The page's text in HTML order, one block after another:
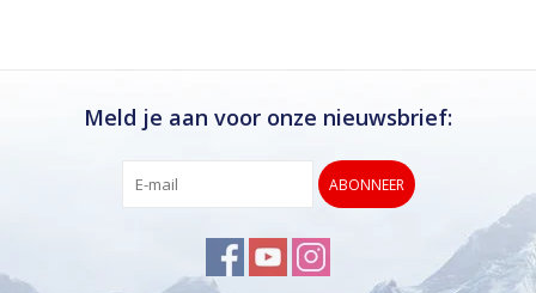
Meld je aan voor onze nieuwsbrief:
ABONNEER